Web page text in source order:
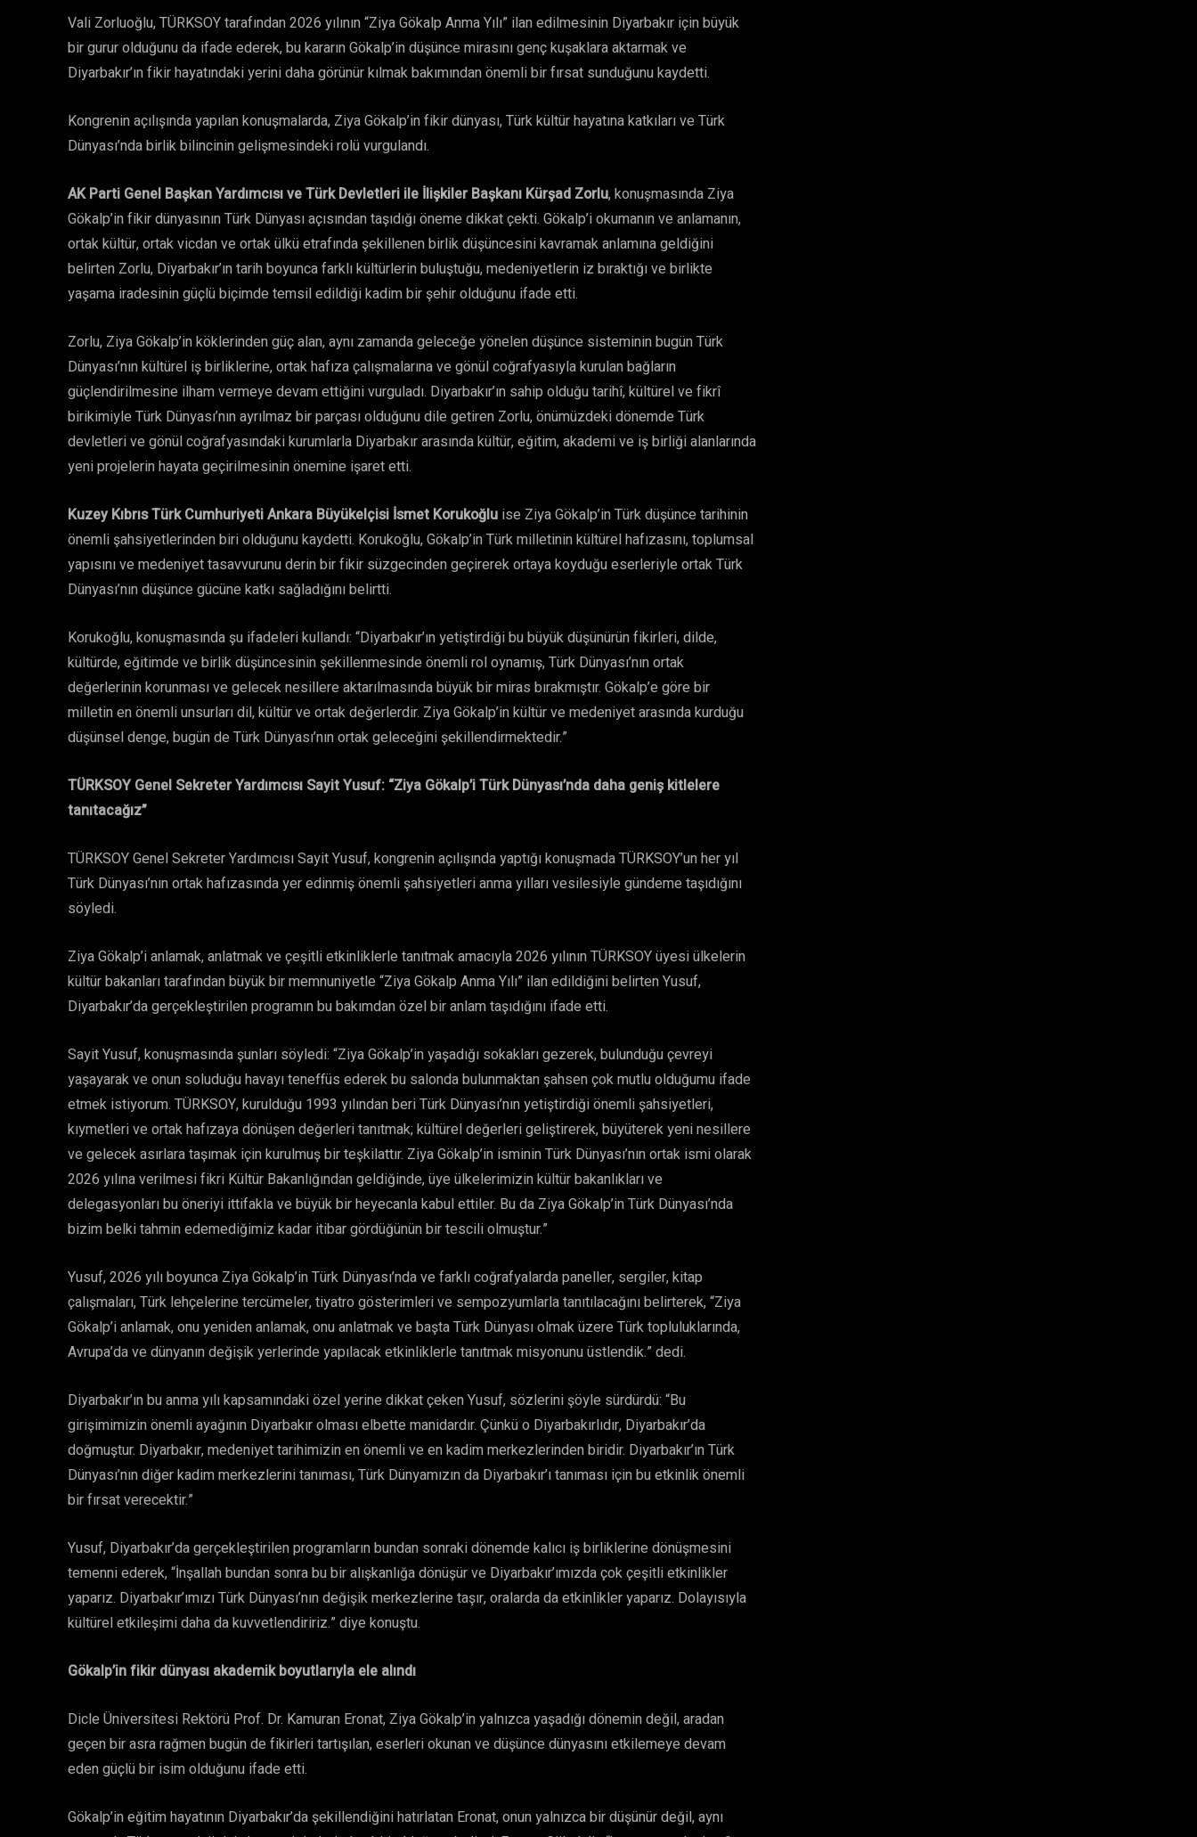
Vali Zorluoğlu, TÜRKSOY tarafından 2026 yılının “Ziya Gökalp Anma Yılı” ilan edilmesinin Diyarbakır için büyük
bir gurur olduğunu da ifade ederek, bu kararın Gökalp’in düşünce mirasını genç kuşaklara aktarmak ve
Diyarbakır’ın fikir hayatındaki yerini daha görünür kılmak bakımından önemli bir fırsat sunduğunu kaydetti.
Kongrenin açılışında yapılan konuşmalarda, Ziya Gökalp’in fikir dünyası, Türk kültür hayatına katkıları ve Türk
Dünyası’nda birlik bilincinin gelişmesindeki rolü vurgulandı.
AK Parti Genel Başkan Yardımcısı ve Türk Devletleri ile İlişkiler Başkanı Kürşad Zorlu, konuşmasında Ziya
Gökalp’in fikir dünyasının Türk Dünyası açısından taşıdığı öneme dikkat çekti. Gökalp’i okumanın ve anlamanın,
ortak kültür, ortak vicdan ve ortak ülkü etrafında şekillenen birlik düşüncesini kavramak anlamına geldiğini
belirten Zorlu, Diyarbakır’ın tarih boyunca farklı kültürlerin buluştuğu, medeniyetlerin iz bıraktığı ve birlikte
yaşama iradesinin güçlü biçimde temsil edildiği kadim bir şehir olduğunu ifade etti.
Zorlu, Ziya Gökalp’in köklerinden güç alan, aynı zamanda geleceğe yönelen düşünce sisteminin bugün Türk
Dünyası’nın kültürel iş birliklerine, ortak hafıza çalışmalarına ve gönül coğrafyasıyla kurulan bağların
güçlendirilmesine ilham vermeye devam ettiğini vurguladı. Diyarbakır’ın sahip olduğu tarihî, kültürel ve fikrî
birikimiyle Türk Dünyası’nın ayrılmaz bir parçası olduğunu dile getiren Zorlu, önümüzdeki dönemde Türk
devletleri ve gönül coğrafyasındaki kurumlarla Diyarbakır arasında kültür, eğitim, akademi ve iş birliği alanlarında
yeni projelerin hayata geçirilmesinin önemine işaret etti.
Kuzey Kıbrıs Türk Cumhuriyeti Ankara Büyükelçisi İsmet Korukoğlu ise Ziya Gökalp’in Türk düşünce tarihinin
önemli şahsiyetlerinden biri olduğunu kaydetti. Korukoğlu, Gökalp’in Türk milletinin kültürel hafızasını, toplumsal
yapısını ve medeniyet tasavvurunu derin bir fikir süzgecinden geçirerek ortaya koyduğu eserleriyle ortak Türk
Dünyası’nın düşünce gücüne katkı sağladığını belirtti.
Korukoğlu, konuşmasında şu ifadeleri kullandı: “Diyarbakır’ın yetiştirdiği bu büyük düşünürün fikirleri, dilde,
kültürde, eğitimde ve birlik düşüncesinin şekillenmesinde önemli rol oynamış, Türk Dünyası’nın ortak
değerlerinin korunması ve gelecek nesillere aktarılmasında büyük bir miras bırakmıştır. Gökalp’e göre bir
milletin en önemli unsurları dil, kültür ve ortak değerlerdir. Ziya Gökalp’in kültür ve medeniyet arasında kurduğu
düşünsel denge, bugün de Türk Dünyası’nın ortak geleceğini şekillendirmektedir.”
TÜRKSOY Genel Sekreter Yardımcısı Sayit Yusuf: “Ziya Gökalp’i Türk Dünyası’nda daha geniş kitlelere
tanıtacağız”
TÜRKSOY Genel Sekreter Yardımcısı Sayit Yusuf, kongrenin açılışında yaptığı konuşmada TÜRKSOY’un her yıl
Türk Dünyası’nın ortak hafızasında yer edinmiş önemli şahsiyetleri anma yılları vesilesiyle gündeme taşıdığını
söyledi.
Ziya Gökalp’i anlamak, anlatmak ve çeşitli etkinliklerle tanıtmak amacıyla 2026 yılının TÜRKSOY üyesi ülkelerin
kültür bakanları tarafından büyük bir memnuniyetle “Ziya Gökalp Anma Yılı” ilan edildiğini belirten Yusuf,
Diyarbakır’da gerçekleştirilen programın bu bakımdan özel bir anlam taşıdığını ifade etti.
Sayit Yusuf, konuşmasında şunları söyledi: “Ziya Gökalp’in yaşadığı sokakları gezerek, bulunduğu çevreyi
yaşayarak ve onun soluduğu havayı teneffüs ederek bu salonda bulunmaktan şahsen çok mutlu olduğumu ifade
etmek istiyorum. TÜRKSOY, kurulduğu 1993 yılından beri Türk Dünyası’nın yetiştirdiği önemli şahsiyetleri,
kıymetleri ve ortak hafızaya dönüşen değerleri tanıtmak; kültürel değerleri geliştirerek, büyüterek yeni nesillere
ve gelecek asırlara taşımak için kurulmuş bir teşkilattır. Ziya Gökalp’in isminin Türk Dünyası’nın ortak ismi olarak
2026 yılına verilmesi fikri Kültür Bakanlığından geldiğinde, üye ülkelerimizin kültür bakanlıkları ve
delegasyonları bu öneriyi ittifakla ve büyük bir heyecanla kabul ettiler. Bu da Ziya Gökalp’in Türk Dünyası’nda
bizim belki tahmin edemediğimiz kadar itibar gördüğünün bir tescili olmuştur.”
Yusuf, 2026 yılı boyunca Ziya Gökalp’in Türk Dünyası’nda ve farklı coğrafyalarda paneller, sergiler, kitap
çalışmaları, Türk lehçelerine tercümeler, tiyatro gösterimleri ve sempozyumlarla tanıtılacağını belirterek, “Ziya
Gökalp’i anlamak, onu yeniden anlamak, onu anlatmak ve başta Türk Dünyası olmak üzere Türk topluluklarında,
Avrupa’da ve dünyanın değişik yerlerinde yapılacak etkinliklerle tanıtmak misyonunu üstlendik.” dedi.
Diyarbakır’ın bu anma yılı kapsamındaki özel yerine dikkat çeken Yusuf, sözlerini şöyle sürdürdü: “Bu
girişimimizin önemli ayağının Diyarbakır olması elbette manidardır. Çünkü o Diyarbakırlıdır, Diyarbakır’da
doğmuştur. Diyarbakır, medeniyet tarihimizin en önemli ve en kadim merkezlerinden biridir. Diyarbakır’ın Türk
Dünyası’nın diğer kadim merkezlerini tanıması, Türk Dünyamızın da Diyarbakır’ı tanıması için bu etkinlik önemli
bir fırsat verecektir.”
Yusuf, Diyarbakır’da gerçekleştirilen programların bundan sonraki dönemde kalıcı iş birliklerine dönüşmesini
temenni ederek, “İnşallah bundan sonra bu bir alışkanlığa dönüşür ve Diyarbakır’ımızda çok çeşitli etkinlikler
yaparız. Diyarbakır’ımızı Türk Dünyası’nın değişik merkezlerine taşır, oralarda da etkinlikler yaparız. Dolayısıyla
kültürel etkileşimi daha da kuvvetlendiririz.” diye konuştu.
Gökalp’in fikir dünyası akademik boyutlarıyla ele alındı
Dicle Üniversitesi Rektörü Prof. Dr. Kamuran Eronat, Ziya Gökalp’in yalnızca yaşadığı dönemin değil, aradan
geçen bir asra rağmen bugün de fikirleri tartışılan, eserleri okunan ve düşünce dünyasını etkilemeye devam
eden güçlü bir isim olduğunu ifade etti.
Gökalp’in eğitim hayatının Diyarbakır’da şekillendiğini hatırlatan Eronat, onun yalnızca bir düşünür değil, aynı